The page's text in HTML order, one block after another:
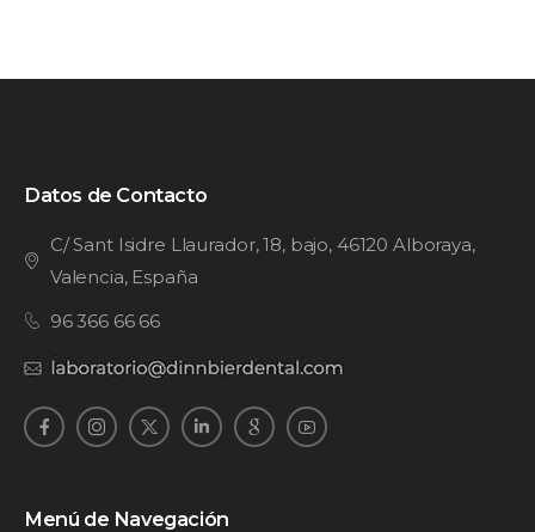
Datos de Contacto
C/ Sant Isidre Llaurador, 18, bajo, 46120 Alboraya,
Valencia, España
96 366 66 66
Menú de Navegación